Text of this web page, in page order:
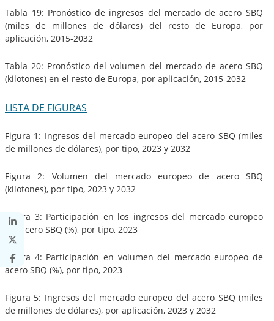
Tabla 19: Pronóstico de ingresos del mercado de acero SBQ
(miles de millones de dólares) del resto de Europa, por
aplicación, 2015-2032
Tabla 20: Pronóstico del volumen del mercado de acero SBQ
(kilotones) en el resto de Europa, por aplicación, 2015-2032
LISTA DE FIGURAS
Figura 1: Ingresos del mercado europeo del acero SBQ (miles
de millones de dólares), por tipo, 2023 y 2032
Figura 2: Volumen del mercado europeo de acero SBQ
(kilotones), por tipo, 2023 y 2032
Figura 3: Participación en los ingresos del mercado europeo
del acero SBQ (%), por tipo, 2023
Figura 4: Participación en volumen del mercado europeo de
acero SBQ (%), por tipo, 2023
Figura 5: Ingresos del mercado europeo del acero SBQ (miles
de millones de dólares), por aplicación, 2023 y 2032